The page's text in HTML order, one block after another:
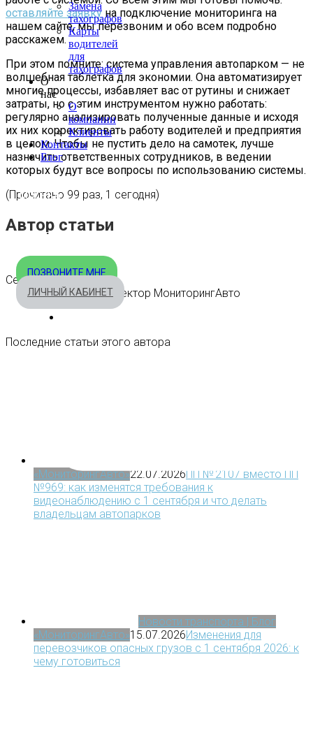
Замена
тахографов
Карты
водителей
для
тахографов
О
нас
О
компании
Клиенты
Контакты
Блог
МОСКВА
БЕСПЛАТНО ПО РОССИИ
ПОЗВОНИТЕ МНЕ
ЛИЧНЫЙ КАБИНЕТ
оставляйте заявку на подключение мониторинга на
нашем сайте, мы перезвоним и обо всем подробно
расскажем.
При этом помните: система управления автопарком — не
волшебная таблетка для экономии. Она автоматизирует
многие процессы, избавляет вас от рутины и снижает
затраты, но с этим инструментом нужно работать:
регулярно анализировать полученные данные и исходя
их них корректировать работу водителей и предприятия
в целом. Чтобы не пустить дело на самотек, лучше
назначить ответственных сотрудников, в ведении
которых будут все вопросы по использованию системы.
(Прочитано 99 раз, 1 сегодня)
Автор статьи
Сергей Скнарин
Генеральный директор МониторингАвто
Последние статьи этого автора
«МониторингАвто»22.07.2026ПП № 2107 вместо ПП
№969: как изменятся требования к
видеонаблюдению с 1 сентября и что делать
владельцам автопарков
Новости транспорта | Блог
«МониторингАвто»15.07.2026Изменения для
перевозчиков опасных грузов с 1 сентября 2026: к
чему готовиться